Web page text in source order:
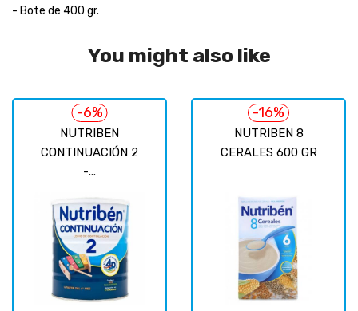
- Bote de 400 gr.
You might also like
NUTRIBEN
CONTINUACIÓN 2
-...
-6%
NUTRIBEN 8
CERALES 600 GR
-16%